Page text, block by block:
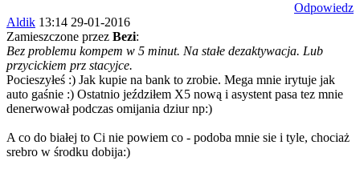
Odpowiedz
Aldik 13:14 29-01-2016
Zamieszczone przez Bezi:
Bez problemu kompem w 5 minut. Na stałe dezaktywacja. Lub
przycickiem prz stacyjce.
Pocieszyłeś :) Jak kupie na bank to zrobie. Mega mnie irytuje jak
auto gaśnie :) Ostatnio jeździłem X5 nową i asystent pasa tez mnie
denerwował podczas omijania dziur np:)
A co do białej to Ci nie powiem co - podoba mnie sie i tyle, chociaż
srebro w środku dobija:)